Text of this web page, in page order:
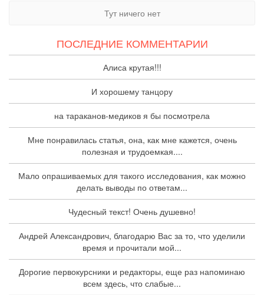
Тут ничего нет
ПОСЛЕДНИЕ КОММЕНТАРИИ
Алиса крутая!!!
И хорошему танцору
на тараканов-медиков я бы посмотрела
Мне понравилась статья, она, как мне кажется, очень
полезная и трудоемкая....
Мало опрашиваемых для такого исследования, как можно
делать выводы по ответам...
Чудесный текст! Очень душевно!
Андрей Александрович, благодарю Вас за то, что уделили
время и прочитали мой...
Дорогие первокурсники и редакторы, еще раз напоминаю
всем здесь, что слабые...